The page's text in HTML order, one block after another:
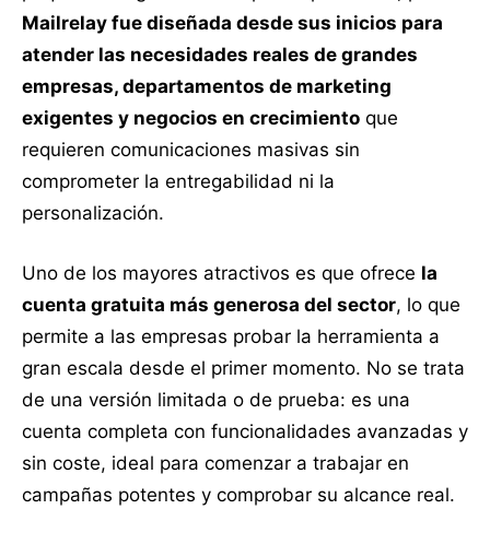
Mailrelay fue diseñada desde sus inicios para
atender las necesidades reales de grandes
empresas, departamentos de marketing
exigentes y negocios en crecimiento que
requieren comunicaciones masivas sin
comprometer la entregabilidad ni la
personalización.
Uno de los mayores atractivos es que ofrece la
cuenta gratuita más generosa del sector, lo que
permite a las empresas probar la herramienta a
gran escala desde el primer momento. No se trata
de una versión limitada o de prueba: es una
cuenta completa con funcionalidades avanzadas y
sin coste, ideal para comenzar a trabajar en
campañas potentes y comprobar su alcance real.